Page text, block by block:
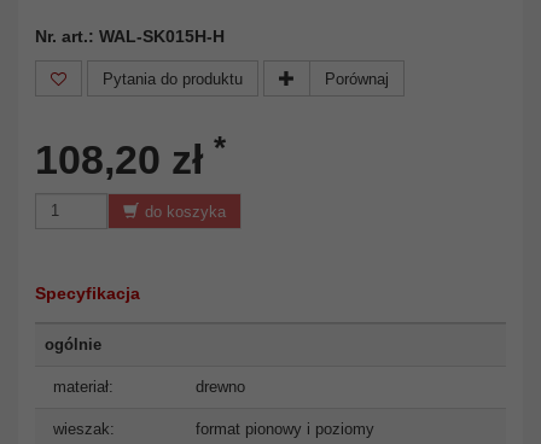
Nr. art.: WAL-SK015H-H
Pytania do produktu Porównaj
108,20 zł *
do koszyka
Specyfikacja
ogólnie
materiał: drewno
wieszak: format pionowy i poziomy